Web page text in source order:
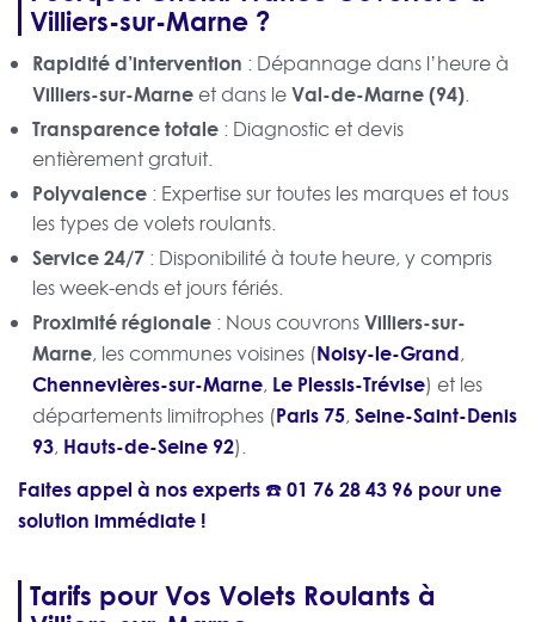
Villiers-sur-Marne ?
Rapidité d’intervention : Dépannage dans l’heure à
Villiers-sur-Marne et dans leVal-de-Marne (94).
Transparence totale : Diagnostic et devis
entièrement gratuit.
Polyvalence : Expertise sur toutes les marques et tous
les types de volets roulants.
Service 24/7 : Disponibilité à toute heure, y compris
les week-ends et jours fériés.
Proximité régionale : Nous couvronsVilliers-sur-
Marne, les communes voisines (Noisy-le-Grand,
Chennevières-sur-Marne, Le Plessis-Trévise) et les
départements limitrophes (Paris 75, Seine-Saint-Denis
93, Hauts-de-Seine 92).
Faites appel à nos experts ☎️01 76 28 43 96 pour une
solution immédiate !
Tarifs pour Vos Volets Roulants à